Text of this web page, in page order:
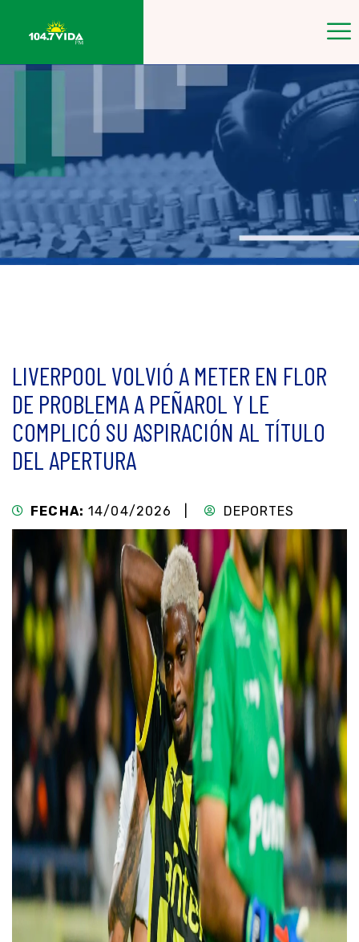
LIVERPOOL VOLVIÓ A METER EN FLOR
DE PROBLEMA A PEÑAROL Y LE
COMPLICÓ SU ASPIRACIÓN AL TÍTULO
DEL APERTURA
FECHA: 14/04/2026 | DEPORTES